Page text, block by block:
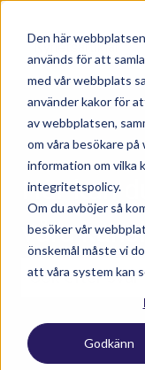
Den här
används för att
med vår webbplats
använder kakor för
av webbplatsen,
om våra besökare
information om vilka
integritetspolicy.
Om du avböjer så
besöker vår
önskemål måste vi
att våra system kan
Godkänn
Nyhetsartiklar
Här kan
våra
Det finns